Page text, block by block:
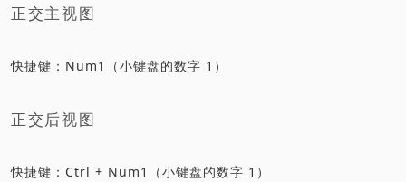
正交主视图
快捷键：Num1（小键盘的数字 1）
正交后视图
快捷键：Ctrl + Num1（小键盘的数字 1）